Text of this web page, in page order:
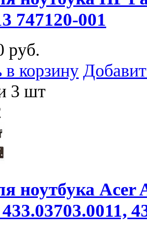
747120-001
руб.
корзину
3 шт
ноутбука Acer